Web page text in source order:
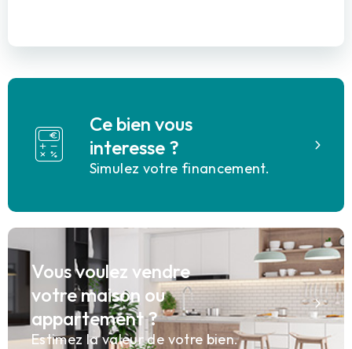
Ce bien vous
interesse ?
Simulez votre financement.
Vous voulez vendre
votre maison ou
appartement ?
Estimez la valeur de votre bien.